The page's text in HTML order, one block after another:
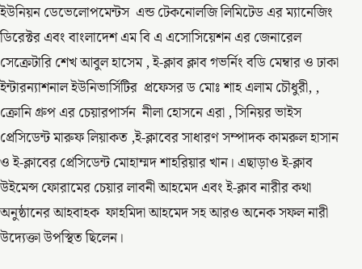
ইউনিয়ন ডেভেলোপমেন্টস এন্ড টেকনোলজি লিমিটেড এর ম্যানেজিং
ডিরেক্টর এবং বাংলাদেশ এম বি এ এসোসিয়েশন এর জেনারেল
সেক্রেটারি শেখ আবুল হাসেম , ই-ক্লাব ক্লাব গভর্নিং বডি মেম্বার ও ঢাকা
ইন্টারন্যাশনাল ইউনিভার্সিটির প্রফেসর ড মোঃ শাহ এলাম চৌধুরী, ,
ক্রোনি গ্রুপ এর চেয়ারপার্সন নীলা হোসনে এরা , সিনিয়র ভাইস
প্রেসিডেন্ট মারুফ লিয়াকত ,ই-ক্লাবের সাধারণ সম্পাদক কামরুল হাসান
ও ই-ক্লাবের প্রেসিডেন্ট মোহাম্মদ শাহরিয়ার খান। এছাড়াও ই-ক্লাব
উইমেন্স ফোরামের চেয়ার লাবনী আহমেদ এবং ই-ক্লাব নারীর কথা
অনুষ্ঠানের আহবাহক ফাহমিদা আহমেদ সহ আরও অনেক সফল নারী
উদ্যেক্তা উপস্থিত ছিলেন।